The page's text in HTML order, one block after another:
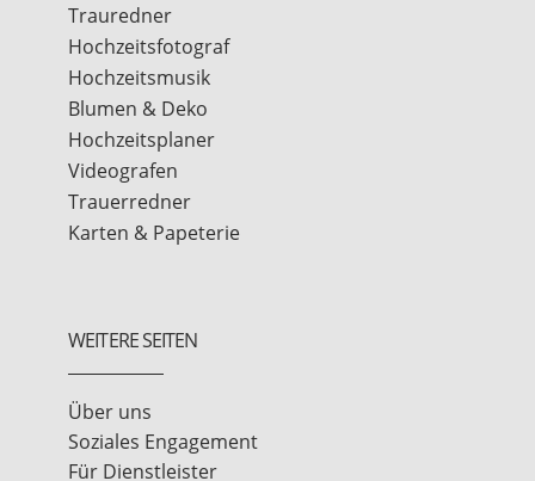
Trauredner
Hochzeitsfotograf
Hochzeitsmusik
Blumen & Deko
Hochzeitsplaner
Videografen
Trauerredner
Karten & Papeterie
WEITERE SEITEN
Über uns
Soziales Engagement
Für Dienstleister